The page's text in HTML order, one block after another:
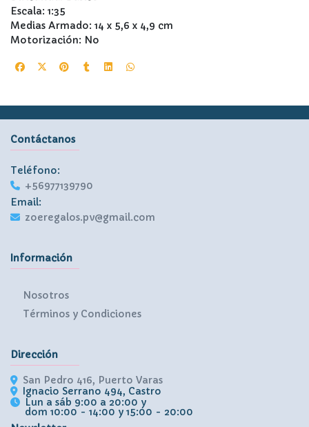
Escala: 1:35
Medias Armado: 14 x 5,6 x 4,9 cm
Motorización: No
Contáctanos
Teléfono:
+56977139790
Email:
zoeregalos.pv@gmail.com
Información
Nosotros
Términos y Condiciones
Dirección
San Pedro 416, Puerto Varas
Ignacio Serrano 494, Castro
Lun a sáb 9:00 a 20:00 y
dom 10:00 - 14:00 y 15:00 - 20:00